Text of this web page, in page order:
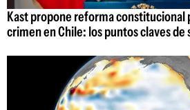
Kast propone reforma constitucional
crimen en Chile: los puntos claves de